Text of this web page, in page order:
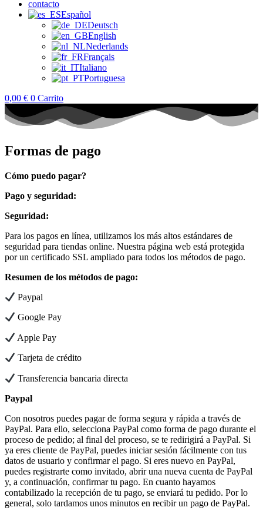
contacto
Español
Deutsch
English
Nederlands
Français
Italiano
Portuguesa
0,00 € 0 Carrito
Formas de pago
Cómo puedo pagar?
Pago y seguridad:
Seguridad:
Para los pagos en línea, utilizamos los más altos estándares de
seguridad para tiendas online. Nuestra página web está protegida
por un certificado SSL ampliado para todos los métodos de pago.
Resumen de los métodos de pago:
Paypal
Google Pay
Apple Pay
Tarjeta de crédito
Transferencia bancaria directa
Paypal
Con nosotros puedes pagar de forma segura y rápida a través de
PayPal. Para ello, selecciona PayPal como forma de pago durante el
proceso de pedido; al final del proceso, se te redirigirá a PayPal. Si
ya eres cliente de PayPal, puedes iniciar sesión fácilmente con tus
datos de usuario y confirmar el pago. Si eres nuevo en PayPal,
puedes registrarte como invitado, abrir una nueva cuenta de PayPal
y, a continuación, confirmar tu pago. En cuanto hayamos
contabilizado la recepción de tu pago, se enviará tu pedido. Por lo
general, solo tardamos unos minutos en recibir un pago de PayPal.